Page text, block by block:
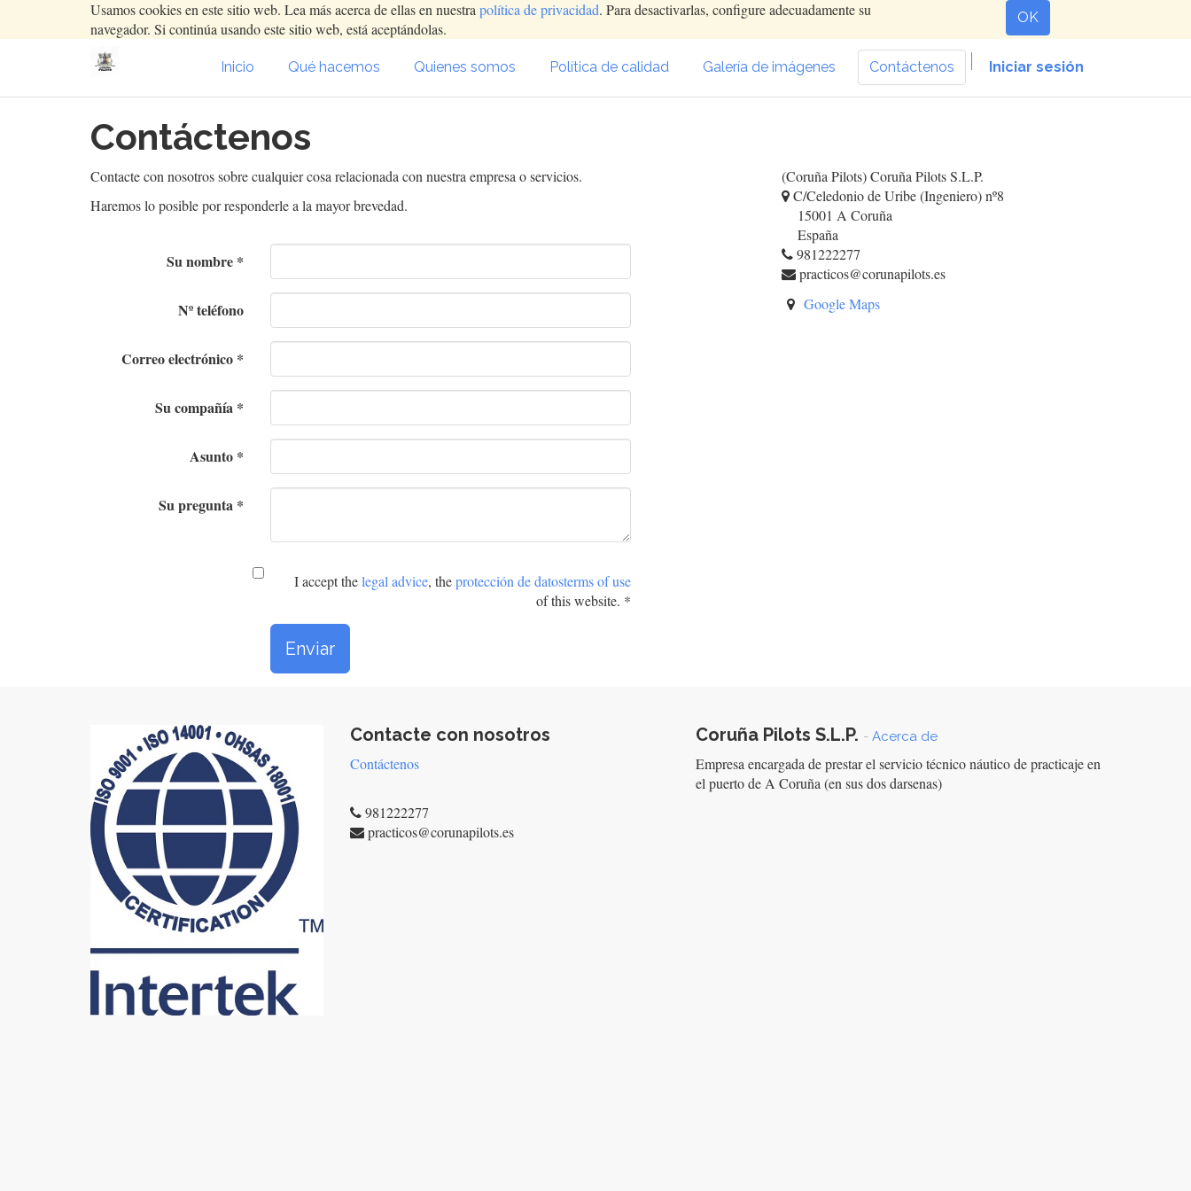
Usamos cookies en este sitio web. Lea más acerca de ellas en nuestra política de privacidad. Para desactivarlas, configure adecuadamente su
navegador. Si continúa usando este sitio web, está aceptándolas.
OK
Inicio Qué hacemos Quienes somos Política de calidad Galería de imágenes Contáctenos Iniciar sesión
Contáctenos
Contacte con nosotros sobre cualquier cosa relacionada con nuestra empresa o servicios.
Haremos lo posible por responderle a la mayor brevedad.
Su nombre
Nº teléfono
Correo electrónico
Su compañía
Asunto
Su pregunta
I accept thelegal advice, theprotección de datosterms of use
of this website.
Enviar
(Coruña Pilots) Coruña Pilots S.L.P.
C/Celedonio de Uribe (Ingeniero) nº8
15001 A Coruña
España
981222277
practicos@corunapilots.es
Google Maps
Contacte con nosotros
Contáctenos
981222277
practicos@corunapilots.es
Coruña Pilots S.L.P. - Acerca de
Empresa encargada de prestar el servicio técnico náutico de practicaje en
el puerto de A Coruña (en sus dos darsenas)